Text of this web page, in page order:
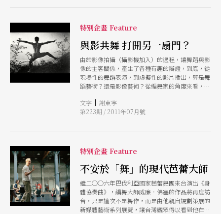
特別企畫 Feature
與影共舞 打開另一扇門？
由於影像拍攝（攝影機加入）的過程，讓舞蹈與影
像的主客關係，產生了各種有趣的辯證，到底，從
現場性的舞蹈表演，到虛擬性的影片播出，算是舞
蹈藝術？還是影像藝術？從編舞家的角度來看，從
是螢幕上的舞蹈？還是舞蹈創造出的螢幕？其中最
值得玩味的，還是編舞家本身對於影像的態度。
文字 | 謝東寧
第223期 / 2011年07月號
特別企畫 Feature
不安於「舞」的現代芭蕾大師
繼二○○六年巴伐利亞國家芭蕾舞團來台演出《身
體協奏曲》，編舞大師威廉．佛塞的作品將再度訪
台，只是這次不是舞作，而是由他親自規劃策展的
新媒體藝術系列展覽，讓台灣觀眾得以看到他在舞